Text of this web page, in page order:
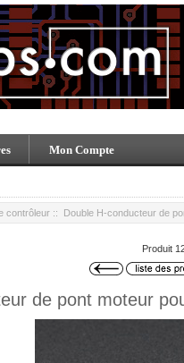
Mon Compte
contrôleur :: Double H-conducteur de
Produit
de pont moteur